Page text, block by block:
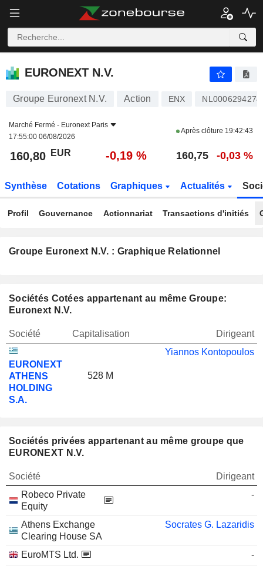
EURONEXT N.V.
EURONEXT N.V.
Groupe Euronext N.V. Action ENX NL0006294274
Marché Fermé - Euronext Paris
17:55:00 06/08/2026
Après clôture 19:42:43
160,80 EUR -0,19 % 160,75 -0,03 %
Synthèse Cotations Graphiques Actualités
Profil Gouvernance Actionnariat Transactions d'initiés
Groupe Euronext N.V. : Graphique Relationnel
Sociétés Cotées appartenant au même Groupe:
Euronext N.V.
Société Capitalisation Dirigeant
EURONEXT
ATHENS
HOLDING
S.A.
528 M
Yiannos Kontopoulos
Sociétés privées appartenant au même groupe que
EURONEXT N.V.
Société
Dirigeant
Robeco Private
Equity
-
Athens Exchange
Clearing House SA
Socrates G. Lazaridis
EuroMTS Ltd.
-